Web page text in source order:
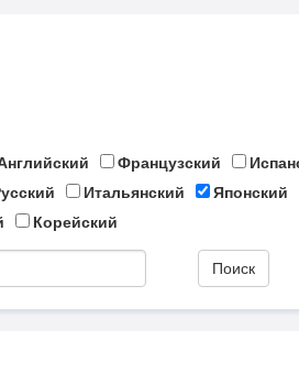
Французский
Итальянский
Японский
Корейский
Поиск